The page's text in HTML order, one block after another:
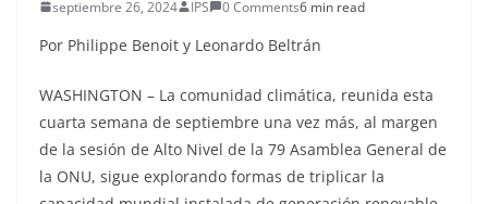
septiembre 26, 2024 IPS 0 Comments6 min read
Por Philippe Benoit y Leonardo Beltrán
WASHINGTON – La comunidad climática, reunida esta
cuarta semana de septiembre una vez más, al margen
de la sesión de Alto Nivel de la 79 Asamblea General de
la ONU, sigue explorando formas de triplicar la